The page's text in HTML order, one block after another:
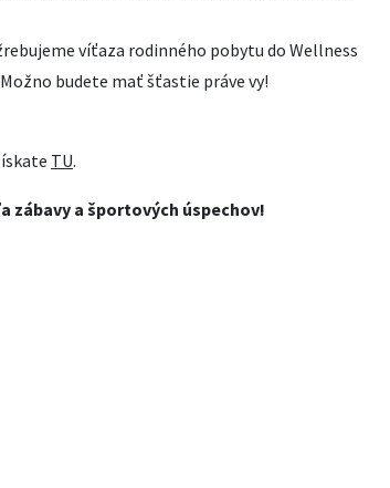
víťaza rodinného pobytu do Wellness
budete mať šťastie práve vy!
TU.
zábavy a športových úspechov!